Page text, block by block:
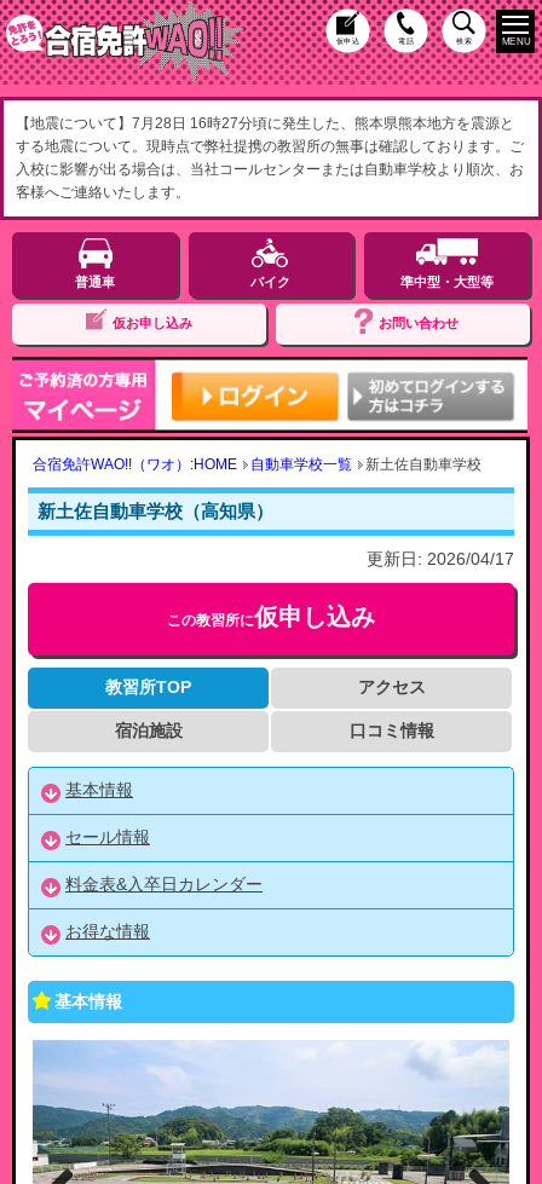
仮申込 電話 検索
【地震について】7月28日 16時27分頃に発生した、熊本県熊本地方を震源と
する地震について。現時点で弊社提携の教習所の無事は確認しております。ご
入校に影響が出る場合は、当社コールセンターまたは自動車学校より順次、お
客様へご連絡いたします。
普通車 バイク 準中型・大型等
仮お申し込み お問い合わせ
MENU
合宿免許WAO!!（ワオ）:HOME 自動車学校一覧 新土佐自動車学校
新土佐自動車学校（高知県）
更新日: 2026/04/17
この教習所に仮申し込み
教習所TOP アクセス
宿泊施設 口コミ情報
基本情報
セール情報
料金表&入卒日カレンダー
お得な情報
基本情報